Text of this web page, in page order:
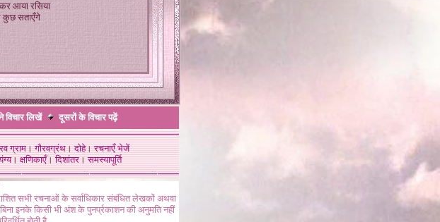
आया रसिया
कुछ सताएँगे
विचार लिखें दूसरों के विचारपढ़ें
ग्राम।गौरवग्रंथ।दोहे।रचनाएँ भेजें
। क्षणिकाएँ। दिशांतर। समस्यापूर्ति
सभी रचनाओं के सर्वाधिकार संबंधित लेखकों अथवा
इनके किसी भी अंश के पुनर्प्रकाशन की अनुमति नहीं